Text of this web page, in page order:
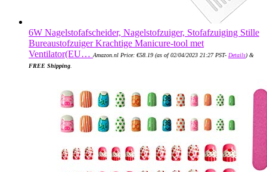
6W Nagelstofafscheider, Nagelstofzuiger, Stofafzuiging Stille
Bureaustofzuiger Krachtige Manicure-tool met
Ventilator(EU… Amazon.nl Price: €58.19 (as of 02/04/2023 21:27 PST- Details) &
FREE Shipping